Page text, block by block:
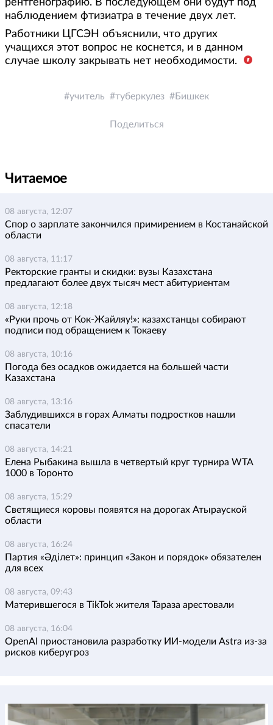
рентгенографию. В последующем они будут под
наблюдением фтизиатра в течение двух лет.
Работники ЦГСЭН объяснили, что других
учащихся этот вопрос не коснется, и в данном
случае школу закрывать нет необходимости.
учитель туберкулез Бишкек
Поделиться
Читаемое
08 августа, 12:07
Спор о зарплате закончился примирением в Костанайской
области
08 августа, 11:17
Ректорские гранты и скидки: вузы Казахстана
предлагают более двух тысяч мест абитуриентам
08 августа, 12:18
«Руки прочь от Кок-Жайляу!»: казахстанцы собирают
подписи под обращением к Токаеву
08 августа, 10:16
Погода без осадков ожидается на большей части
Казахстана
08 августа, 13:16
Заблудившихся в горах Алматы подростков нашли
спасатели
08 августа, 14:21
Елена Рыбакина вышла в четвертый круг турнира WTA
1000 в Торонто
08 августа, 15:29
Светящиеся коровы появятся на дорогах Атырауской
области
08 августа, 16:24
Партия «Әділет»: принцип «Закон и порядок» обязателен
для всех
08 августа, 09:43
Матерившегося в TikTok жителя Тараза арестовали
08 августа, 16:04
OpenAI приостановила разработку ИИ-модели Astra из-за
рисков киберугроз